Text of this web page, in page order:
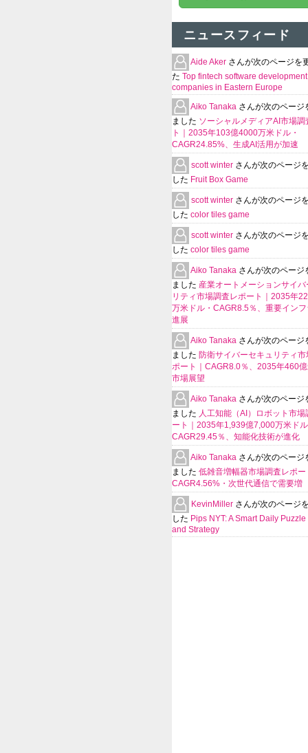
ニュースフィード
Aide Aker さんが次のページを
た Top fintech software development
companies in Eastern Europe
Aiko Tanaka さんが次のページ
ました ソーシャルメディアAI市場調
ト｜2035年103億4000万米ドル・
CAGR24.85%、生成AI活用が加速
scott winter さんが次のページ
した Fruit Box Game
scott winter さんが次のページ
した color tiles game
scott winter さんが次のページ
した color tiles game
Aiko Tanaka さんが次のページ
ました 産業オートメーションサイ
リティ市場調査レポート｜2035年
万米ドル・CAGR8.5％、重要イン
進展
Aiko Tanaka さんが次のページ
ました 防衛サイバーセキュリティ
ポート｜CAGR8.0％、2035年460
市場展望
Aiko Tanaka さんが次のページ
ました 人工知能（AI）ロボット市場
ート｜2035年1,939億7,000万米ド
CAGR29.45％、知能化技術が進化
Aiko Tanaka さんが次のページ
ました 低雑音増幅器市場調査レポー
CAGR4.56%・次世代通信で需要増
KevinMiller さんが次のページ
した Pips NYT: A Smart Daily
and Strategy